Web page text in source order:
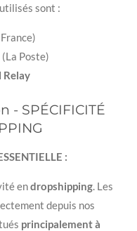
sont :
(La Poste)
- SPÉCIFICITÉ
:
endropshipping. Les
depuis nos
principalement à